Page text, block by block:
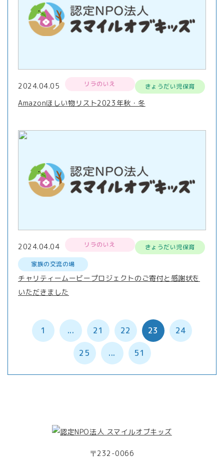
2024.04.05 リラのいえ きょうだい児保育
Amazonほしい物リスト2023年秋・冬
2024.04.04 リラのいえ
きょうだい児保育
家族の交流の場
チャリティームービープロジェクトのご寄付と感謝状を
いただきました
1 ... 21 22 23 24
25 ... 51
〒232-0066